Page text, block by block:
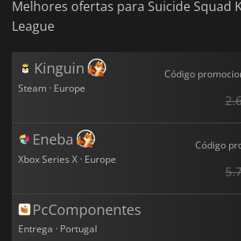
Melhores ofertas para Suicide Squad
League
Kinguin
Steam · Europe
Código
Eneba
Xbox Series X · Europe
Código
PcComponentes
Entrega · Portugal